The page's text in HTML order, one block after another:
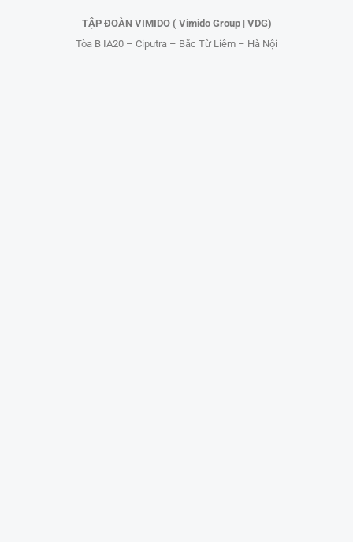
TẬP ĐOÀN VIMIDO ( Vimido Group | VDG)
Tòa B IA20 – Ciputra – Bắc Từ Liêm – Hà Nội